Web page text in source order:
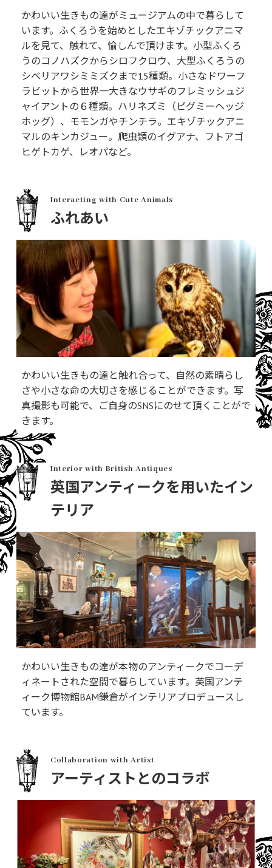
かわいい生きもの達がミュージアムの中で暮らして
います。ふくろうを始めとしたエキゾチックアニマ
ルを見て、触れて、愉しんで頂けます。小型ふくろ
うのコノハズクからシロフクロウ、大型ふくろうの
シベリアワシミミズクまで15種類。小さなドワーフ
ラビットから世界一大きなウサギのフレミッシュジ
ャイアントの６種類。ハリネズミ（ピグミーヘッジ
ホッグ）、モモンガやチンチラ。エキゾチックアニ
マルのキンカジュー。爬虫類のイグアナ、フトアゴ
ヒゲトカゲ、レオパなど。
Interacting with Cute Animals
ふれあい
かわいい生きもの達と触れ合って、自然の素晴らし
さや小さな命の大切さを感じることができます。写
真撮影も可能で、ご自身のSNSにのせて頂くことがで
きます。
Interior with British Antiques
英国アンティークを用いたイン
テリア
かわいい生きもの達が本物のアンティークでコーデ
ィネートされた空間で暮らしています。英国アンテ
ィーク博物館BAM鎌倉がインテリアプロデュースし
ています。
Collaboration with Artist
アーティストとのコラボ